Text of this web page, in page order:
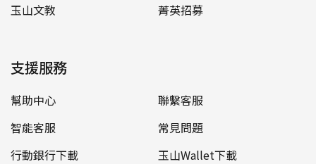
玉山文教
菁英招募
支援服務
幫助中心
聯繫客服
智能客服
常見問題
行動銀行下載
玉山Wallet下載